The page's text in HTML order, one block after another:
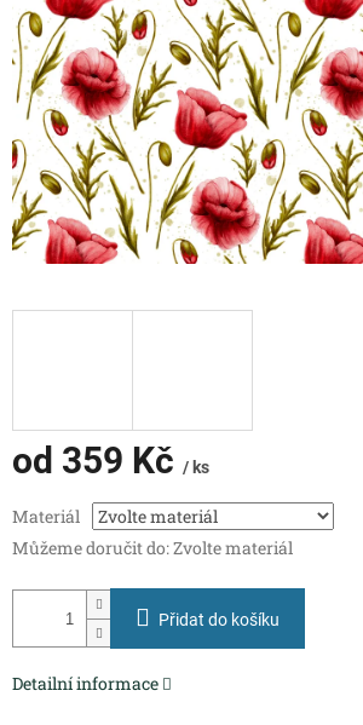
od 359 Kč / ks
cena:
Materiál
Můžeme doručit do:Zvolte materiál
Přidat do košíku
Detailní informace